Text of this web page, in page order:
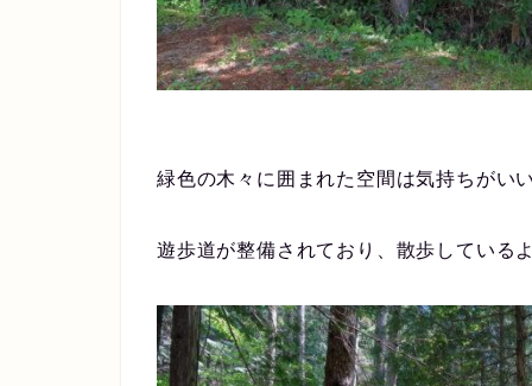
緑色の木々に囲まれた空間は気持ちがい
遊歩道が整備されており、散歩している